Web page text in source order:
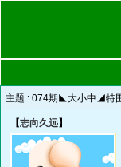
主题 : 074期◣大小中◢特
【志向久远】